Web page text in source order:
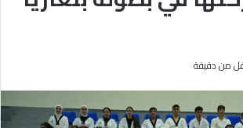
من دقيقة